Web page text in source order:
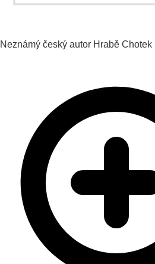
Neznámý český autor Hrabě Chotek